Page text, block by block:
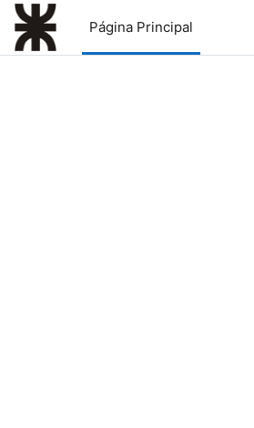
Salta al contenido principal
Página Principal